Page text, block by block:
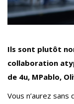
Ils sont plutôt
collaboration
de 4u, MPablo,
Vous n’aurez